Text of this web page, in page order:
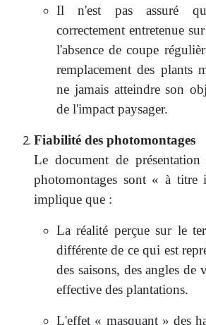
Il n'est pas assuré
correctement entretenue
l'absence de coupe
remplacement des plants
ne jamais atteindre son
de l'impact paysager.
Fiabilité des photomontages
Le document de
photomontages sont « à
implique que :
La réalité perçue sur le
différente de ce qui est
des saisons, des angles de
effective des plantations.
L'effet « masquant » des